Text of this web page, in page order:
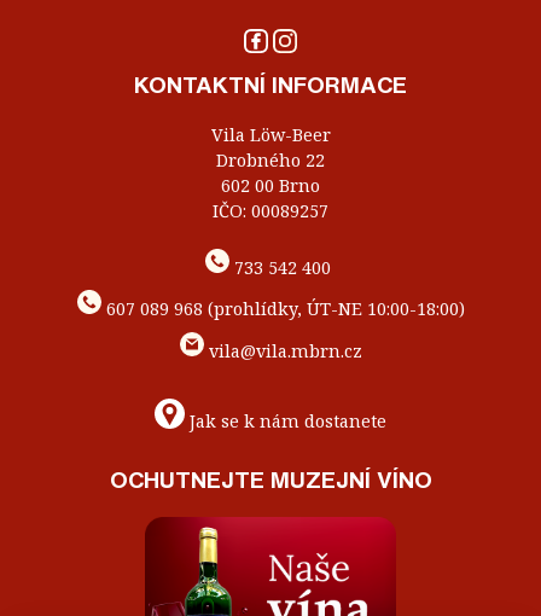
KONTAKTNÍ INFORMACE
Vila Löw-Beer
Drobného 22
602 00 Brno
IČO: 00089257
733 542 400
607 089 968 (prohlídky, ÚT-NE 10:00-18:00)
vila@vila.mbrn.cz
Jak se k nám dostanete
OCHUTNEJTE MUZEJNÍ VÍNO